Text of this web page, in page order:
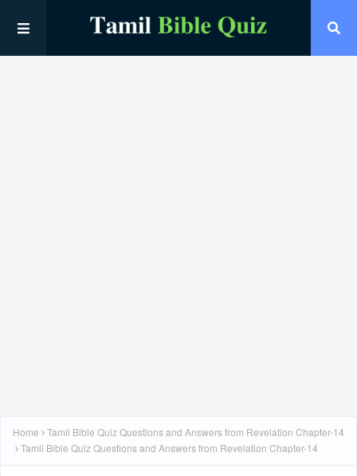
Home
Tamil Bible Quiz Questions and Answers from Revelation Chapter-14
Tamil Bible Quiz Questions and Answers from Revelation Chapter-14